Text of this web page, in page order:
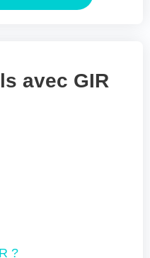
MAX. DES FICHIERS :
www.preprod-
de-
avec GIR
?